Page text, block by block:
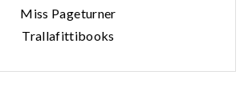
Miss Pageturner
Trallafittibooks